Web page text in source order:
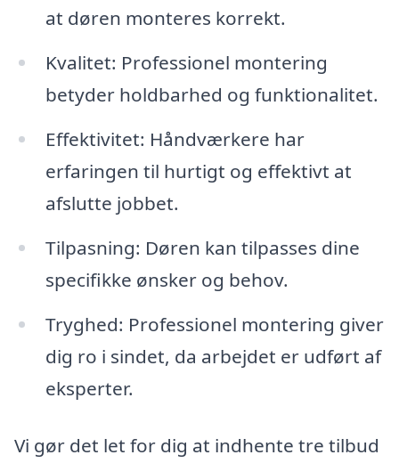
at døren monteres korrekt.
Kvalitet: Professionel montering
betyder holdbarhed og funktionalitet.
Effektivitet: Håndværkere har
erfaringen til hurtigt og effektivt at
afslutte jobbet.
Tilpasning: Døren kan tilpasses dine
specifikke ønsker og behov.
Tryghed: Professionel montering giver
dig ro i sindet, da arbejdet er udført af
eksperter.
Vi gør det let for dig at indhente tre tilbud